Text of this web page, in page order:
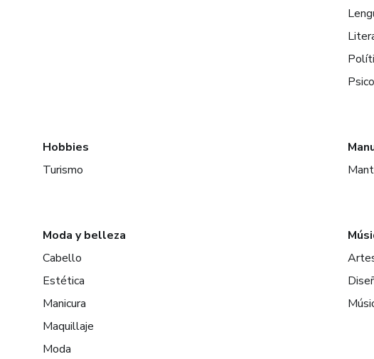
Hobbies
Turismo
Moda y belleza
Cabello
Estética
Manicura
Maquillaje
Moda